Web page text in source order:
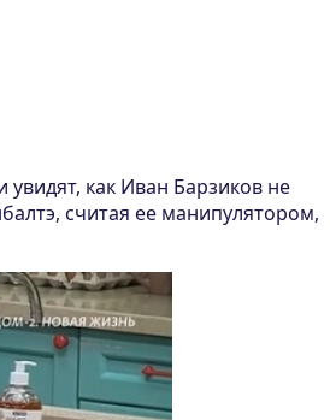
увидят, как Иван Барзиков не
считая ее манипулятором,